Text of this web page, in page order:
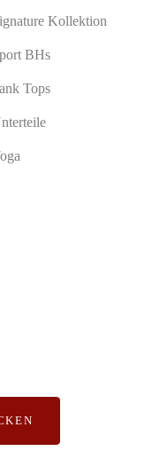
Kollektion
BHs
Tops